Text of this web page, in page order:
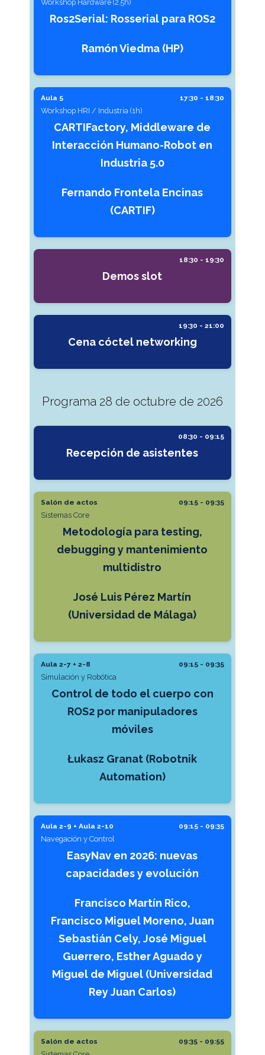
Workshop Hardware (2.5h)
Ros2Serial: Rosserial para ROS2
Ramón Viedma (HP)
Aula 5 17:30 - 18:30
Workshop HRI / Industria (1h)
CARTIFactory, Middleware de
Interacción Humano-Robot en
Industria 5.0
Fernando Frontela Encinas
(CARTIF)
18:30 - 19:30
Demos slot
19:30 - 21:00
Cena cóctel networking
Programa 28 de octubre de 2026
08:30 - 09:15
Recepción de asistentes
Salón de actos 09:15 - 09:35
Sistemas Core
Metodología para testing,
debugging y mantenimiento
multidistro
José Luis Pérez Martín
(Universidad de Málaga)
Aula 2-7 + 2-8 09:15 - 09:35
Simulación y Robótica
Control de todo el cuerpo con
ROS2 por manipuladores
móviles
Łukasz Granat (Robotnik
Automation)
Aula 2-9 + Aula 2-10 09:15 - 09:35
Navegación y Control
EasyNav en 2026: nuevas
capacidades y evolución
Francisco Martín Rico,
Francisco Miguel Moreno, Juan
Sebastián Cely, José Miguel
Guerrero, Esther Aguado y
Miguel de Miguel (Universidad
Rey Juan Carlos)
Salón de actos 09:35 - 09:55